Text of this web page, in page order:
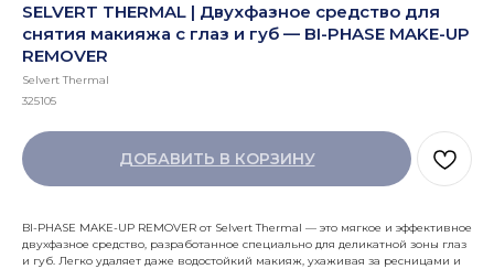
SELVERT THERMAL | Двухфазное средство для
снятия макияжа с глаз и губ — BI-PHASE MAKE-UP
REMOVER
Selvert Thermal
325105
ДОБАВИТЬ В КОРЗИНУ
BI-PHASE MAKE-UP REMOVER от Selvert Thermal — это мягкое и эффективное
двухфазное средство, разработанное специально для деликатной зоны глаз
и губ. Легко удаляет даже водостойкий макияж, ухаживая за ресницами и